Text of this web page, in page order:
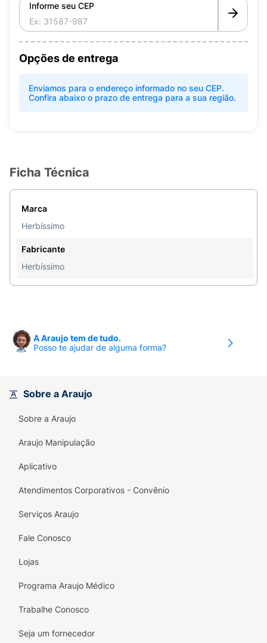
Informe seu CEP
Opções de entrega
Enviamos para o endereço informado no seu CEP.
Confira abaixo o prazo de entrega para a sua região.
Ficha Técnica
Marca
Herbíssimo
Fabricante
Herbíssimo
A Araujo tem de tudo.
Posso te ajudar de alguma forma?
Sobre a Araujo
Sobre a Araujo
Araujo Manipulação
Aplicativo
Atendimentos Corporativos - Convênio
Serviços Araujo
Fale Conosco
Lojas
Programa Araujo Médico
Trabalhe Conosco
Seja um fornecedor